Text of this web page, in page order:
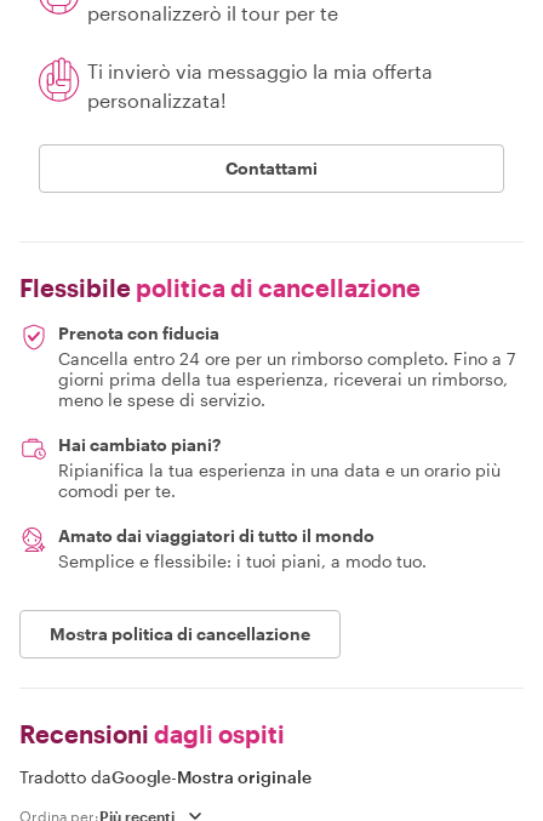
personalizzerò il tour per te
Ti invierò via messaggio la mia offerta
personalizzata!
Contattami
Flessibile politica di cancellazione
Prenota con fiducia
Cancella entro 24 ore per un rimborso completo. Fino a 7
giorni prima della tua esperienza, riceverai un rimborso,
meno le spese di servizio.
Hai cambiato piani?
Ripianifica la tua esperienza in una data e un orario più
comodi per te.
Amato dai viaggiatori di tutto il mondo
Semplice e flessibile: i tuoi piani, a modo tuo.
Mostra politica di cancellazione
Recensioni dagli ospiti
Tradotto daGoogle-Mostra originale
Ordina per: